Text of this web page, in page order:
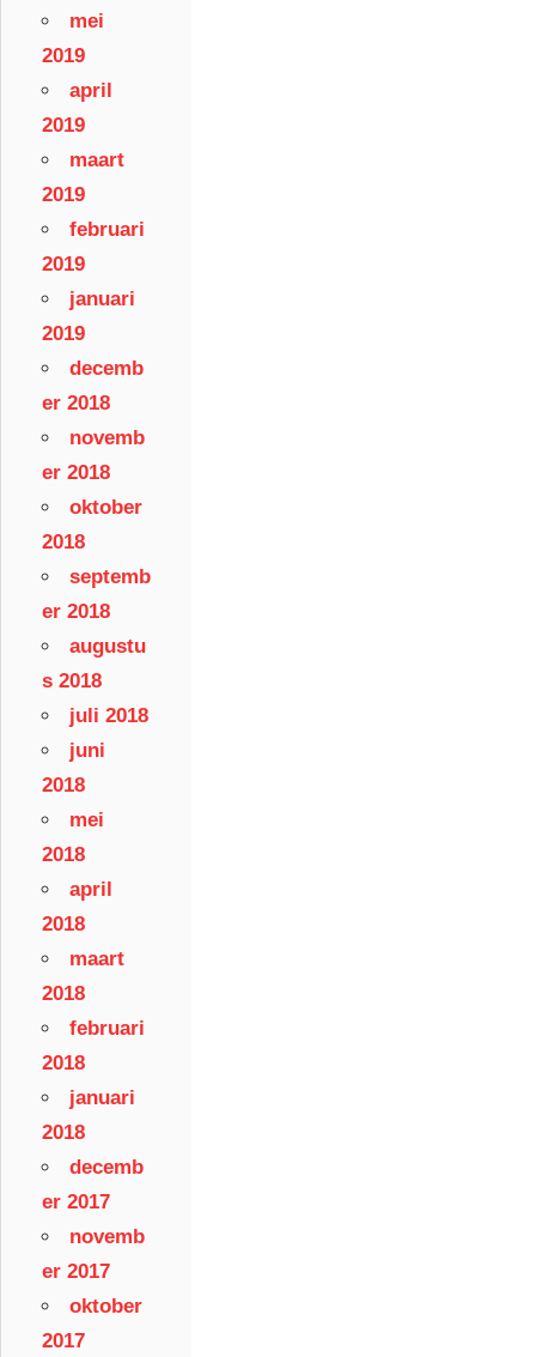
mei
2019
april
2019
maart
2019
februari
2019
januari
2019
decemb
er 2018
novemb
er 2018
oktober
2018
septemb
er 2018
augustu
s 2018
juli 2018
juni
2018
mei
2018
april
2018
maart
2018
februari
2018
januari
2018
decemb
er 2017
novemb
er 2017
oktober
2017